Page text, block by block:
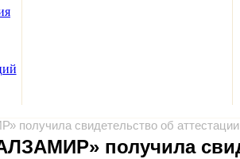
получила свидетельство об аттестации